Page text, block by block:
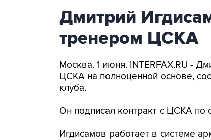
Дмитрий
тренером ЦСКА
Москва. 1 июня. INTERFAX.RU -
ЦСКА на полноценной основе,
клуба.
Он подписал контракт с ЦСКА по
Игдисамов работает в системе